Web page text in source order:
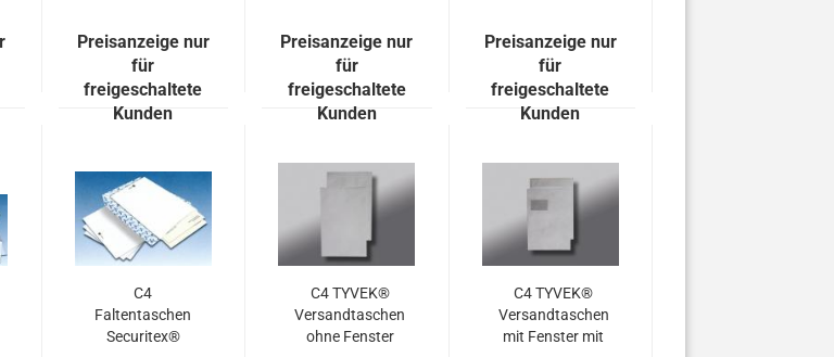
Preisanzeige nur
für
freigeschaltete
Kunden
Preisanzeige nur
für
freigeschaltete
Kunden
Preisanzeige nur
für
freigeschaltete
Kunden
C4
Faltentaschen
Securitex®
C4 TYVEK®
Versandtaschen
ohne Fenster
C4 TYVEK®
Versandtaschen
mit Fenster mit